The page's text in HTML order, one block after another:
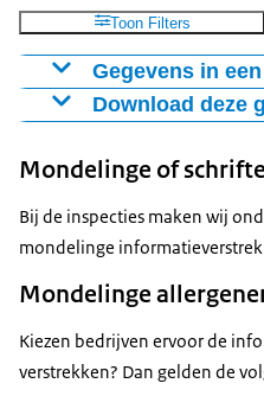
Toon Filters
Gegevens in
voldoet
horeca
1108 2088
retail
280 191
Download deze
Download CSV-bestand
Mondelinge of
Bij de inspecties maken wij
mondelinge
Mondelinge
Kiezen bedrijven ervoor de
verstrekken? Dan gelden de